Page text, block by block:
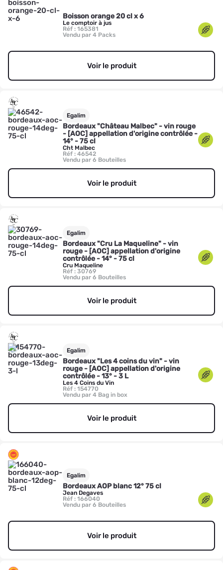
Boisson orange 20 cl x 6
Le comptoir à jus
Réf : 165381
Vendu par 4 Packs
Voir le produit
Egalim
Bordeaux "Château Malbec" - vin rouge
- [AOC] appellation d'origine contrôlée -
14° - 75 cl
Cht Malbec
Réf : 46542
Vendu par 6 Bouteilles
Voir le produit
Egalim
Bordeaux "Cru La Maqueline" - vin
rouge - [AOC] appellation d'origine
contrôlée - 14° - 75 cl
Cru Maqueline
Réf : 30769
Vendu par 6 Bouteilles
Voir le produit
Egalim
Bordeaux "Les 4 coins du vin" - vin
rouge - [AOC] appellation d'origine
contrôlée - 13° - 3 L
Les 4 Coins du Vin
Réf : 154770
Vendu par 4 Bag in box
Voir le produit
Egalim
Bordeaux AOP blanc 12° 75 cl
Jean Degaves
Réf : 166040
Vendu par 6 Bouteilles
Voir le produit